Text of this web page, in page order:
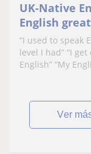
UK-Native
English great
“I used to speak
level I had” “I
English” “My
ver